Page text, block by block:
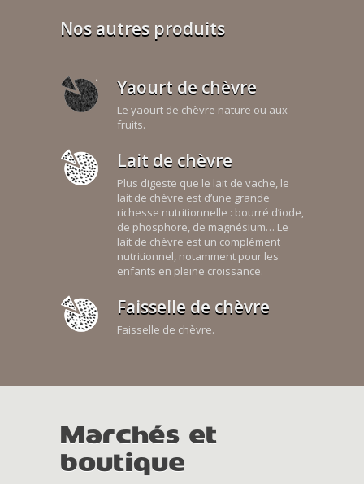
Nos autres produits
Yaourt de chèvre
Le yaourt de chèvre nature ou aux
fruits.
Lait de chèvre
Plus digeste que le lait de vache, le
lait de chèvre est d’une grande
richesse nutritionnelle : bourré d’iode,
de phosphore, de magnésium… Le
lait de chèvre est un complément
nutritionnel, notamment pour les
enfants en pleine croissance.
Faisselle de chèvre
Faisselle de chèvre.
Marchés et
boutique